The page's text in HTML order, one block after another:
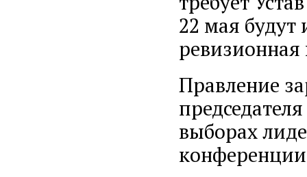
22 мая будут
Правление
выборах